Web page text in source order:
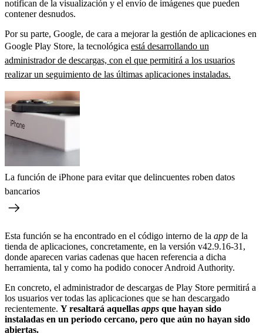
notifican de la visualización y el envío de imágenes que pueden
contener desnudos.
Por su parte, Google, de cara a mejorar la gestión de aplicaciones en
Google Play Store, la tecnológica está desarrollando un
administrador de descargas, con el que permitirá a los usuarios
realizar un seguimiento de las últimas aplicaciones instaladas.
La función de iPhone para evitar que delincuentes roben datos
bancarios
Esta función se ha encontrado en el código interno de la app de la
tienda de aplicaciones, concretamente, en la versión v42.9.16-31,
donde aparecen varias cadenas que hacen referencia a dicha
herramienta, tal y como ha podido conocer Android Authority.
En concreto, el administrador de descargas de Play Store permitirá a
los usuarios ver todas las aplicaciones que se han descargado
recientemente. Y resaltará aquellas apps que hayan sido
instaladas en un periodo cercano, pero que aún no hayan sido
abiertas.